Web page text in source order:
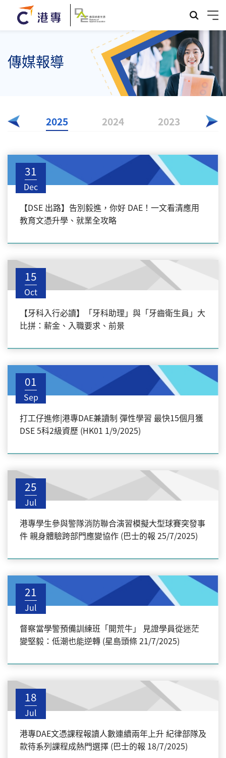
傳媒報導
2025 2024 2023
31
Dec
【DSE 出路】告別毅進，你好 DAE！一文看清應用
教育文憑升學、就業全攻略
15
Oct
【牙科入行必讀】「牙科助理」與「牙齒衛生員」大
比拼：薪金、入職要求、前景
01
Sep
打工仔進修|港專DAE兼讀制 彈性學習 最快15個月獲
DSE 5科2級資歷 (HK01 1/9/2025)
25
Jul
港專學生參與警隊消防聯合演習模擬大型球賽突發事
件 親身體驗跨部門應變協作 (巴士的報 25/7/2025)
21
Jul
督察當學警預備訓練班「開荒牛」 見證學員從迷茫
變堅毅：低潮也能逆轉 (星島頭條 21/7/2025)
18
Jul
港專DAE文憑課程報讀人數連續兩年上升 紀律部隊及
款待系列課程成熱門選擇 (巴士的報 18/7/2025)